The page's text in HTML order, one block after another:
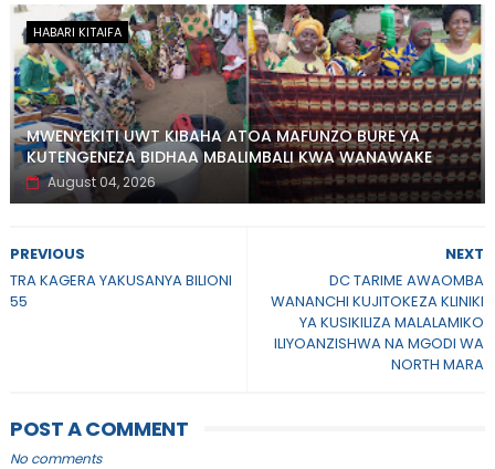
HABARI KITAIFA
MWENYEKITI UWT KIBAHA ATOA MAFUNZO BURE YA
KUTENGENEZA BIDHAA MBALIMBALI KWA WANAWAKE
August 04, 2026
NEXT
DC TARIME AWAOMBA
WANANCHI KUJITOKEZA KLINIKI
YA KUSIKILIZA MALALAMIKO
ILIYOANZISHWA NA MGODI WA
NORTH MARA
PREVIOUS
TRA KAGERA YAKUSANYA BILIONI
55
POST A COMMENT
No comments